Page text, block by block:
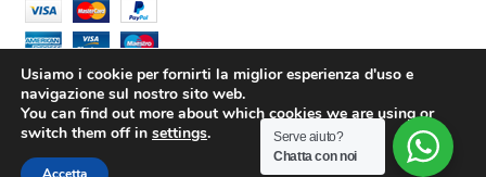
CO.MA.CI S.r.l. - P.iva 02639180799 © 2023. All Rights Reserved.
Usiamo i cookie per fornirti la miglior esperienza d'uso e
navigazione sul nostro sito web.
You can find out more about which cookies we are using or
switch them off in settings.
Serve aiuto?
Chatta con noi